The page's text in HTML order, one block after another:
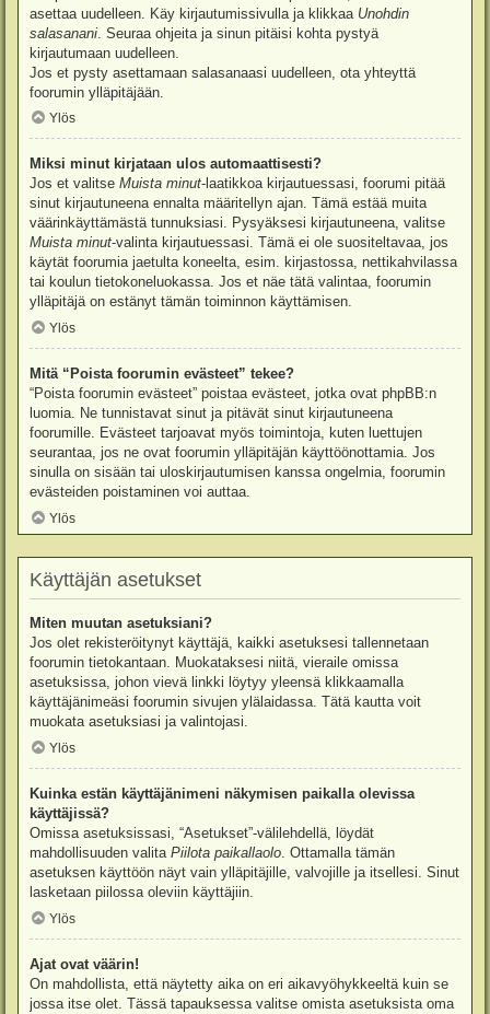
asettaa uudelleen. Käy kirjautumissivulla ja klikkaa Unohdin
salasanani . Seuraa ohjeita ja sinun pitäisi kohta pystyä
kirjautumaan uudelleen.
Jos et pysty asettamaan salasanaasi uudelleen, ota yhteyttä
foorumin ylläpitäjään.
Ylös
Miksi minut kirjataan ulos automaattisesti?
Jos et valitse Muista minut-laatikkoa kirjautuessasi, foorumi pitää
sinut kirjautuneena ennalta määritellyn ajan. Tämä estää muita
väärinkäyttämästä tunnuksiasi. Pysyäksesi kirjautuneena, valitse
Muista minut-valinta kirjautuessasi. Tämä ei ole suositeltavaa, jos
käytät foorumia jaetulta koneelta, esim. kirjastossa, nettikahvilassa
tai koulun tietokoneluokassa. Jos et näe tätä valintaa, foorumin
ylläpitäjä on estänyt tämän toiminnon käyttämisen.
Ylös
Mitä “Poista foorumin evästeet” tekee?
“Poista foorumin evästeet” poistaa evästeet, jotka ovat phpBB:n
luomia. Ne tunnistavat sinut ja pitävät sinut kirjautuneena
foorumille. Evästeet tarjoavat myös toimintoja, kuten luettujen
seurantaa, jos ne ovat foorumin ylläpitäjän käyttöönottamia. Jos
sinulla on sisään tai uloskirjautumisen kanssa ongelmia, foorumin
evästeiden poistaminen voi auttaa.
Ylös
Käyttäjän asetukset
Miten muutan asetuksiani?
Jos olet rekisteröitynyt käyttäjä, kaikki asetuksesi tallennetaan
foorumin tietokantaan. Muokataksesi niitä, vieraile omissa
asetuksissa, johon vievä linkki löytyy yleensä klikkaamalla
käyttäjänimeäsi foorumin sivujen ylälaidassa. Tätä kautta voit
muokata asetuksiasi ja valintojasi.
Ylös
Kuinka estän käyttäjänimeni näkymisen paikalla olevissa
käyttäjissä?
Omissa asetuksissasi, “Asetukset”-välilehdellä, löydät
mahdollisuuden valita Piilota paikallaolo. Ottamalla tämän
asetuksen käyttöön näyt vain ylläpitäjille, valvojille ja itsellesi. Sinut
lasketaan piilossa oleviin käyttäjiin.
Ylös
Ajat ovat väärin!
On mahdollista, että näytetty aika on eri aikavyöhykkeeltä kuin se
jossa itse olet. Tässä tapauksessa valitse omista asetuksista oma